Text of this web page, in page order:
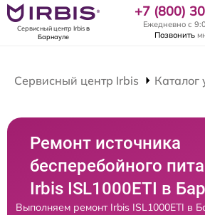
Сервисный центр Irbisв
Барнауле
+7 (800)
Ежедневно с
Позвонить
Сервисный центр Irbis Каталог
Ремонт источника
бесперебойного
Irbis ISL1000ETI в
Выполняем ремонт Irbis ISL1000ETI в